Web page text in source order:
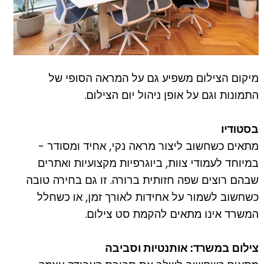
מיקום הצילום משפיע גם על המראה הסופי של
התמונות וגם על אופן ניהול יום הצילום.
בסטודיו
מתאים כשחשוב ליצור מראה נקי, אחיד ומסודר -
במיוחד לעמודי צוות, ביוגרפיות מקצועיות ואתרים
שבהם רוצים שפה חזותית ברורה. זו גם בחירה טובה
כשחשוב לשמור על אחידות לאורך זמן, או כשחלל
המשרד אינו מתאים להקמת סט צילום.
צילום במשרד: אותנטיות וסביבה